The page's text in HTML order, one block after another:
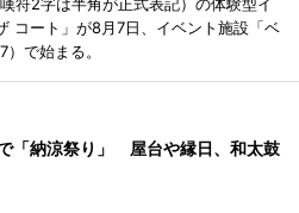
コート」が8月7日、イベント施設「ベ
で始まる。
「納涼祭り」 屋台や縁日、和太鼓